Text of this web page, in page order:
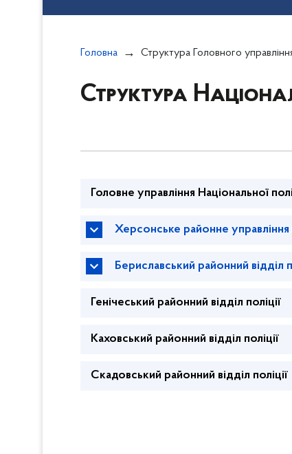
Головна Структура Головного управління Національної поліції
Структура
Головне управління Національної
Херсонське районне управління
Бериславський районний відділ
Генічеський районний відділ поліції
Каховський районний відділ поліції
Скадовський районний відділ поліції